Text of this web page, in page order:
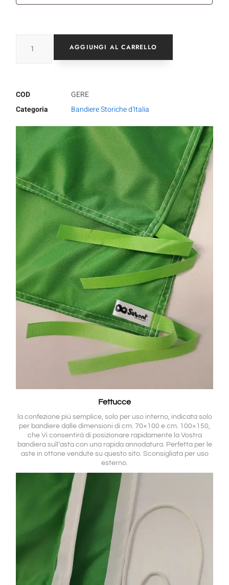
AGGIUNGI AL CARRELLO
COD
GERE
Categoria
Bandiere Storiche d'Italia
Fettucce
la confezione più semplice, solo per uso interno, indicata solo
per bandiere dalle dimensioni di cm. 70×100 e cm. 100×150,
che Vi consentirà di posizionare rapidamente la Vostra
bandiera sull’asta con una rapida annodatura. Perfetta per le
aste in ottone vendute su questo sito. Sconsigliata per uso
esterno.